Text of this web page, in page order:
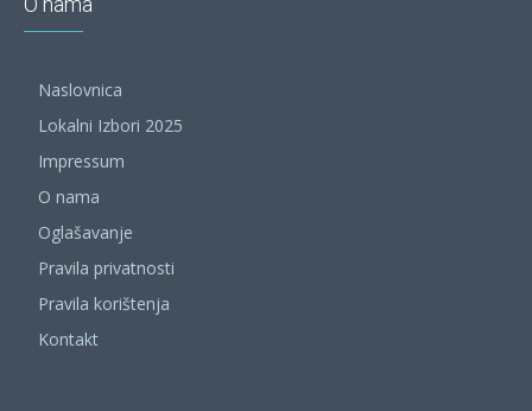
Naslovnica
Lokalni Izbori 2025
Impressum
O nama
Oglašavanje
Pravila privatnosti
Pravila korištenja
Kontakt